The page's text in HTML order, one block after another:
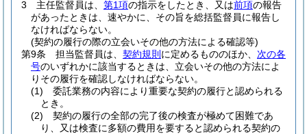
3
主任監督員は、 第1項の指示をしたとき、又は前項の報告
があったときは、速やかに、その旨を総括監督員に報告し
なければならない。
(契約の履行の際の立会いその他の方法による確認等)
第9条
担当監督員は、 契約規則 に定めるもののほか、 次の各
号のいずれかに該当するときは、立会いその他の方法によ
りその履行を確認しなければならない。
(1)
委託業務の内容により重要な契約の履行と認められる
とき。
(2)
契約の履行の全部の完了後の検査が極めて困難であ
り、又は検査に多額の費用を要すると認められる契約の